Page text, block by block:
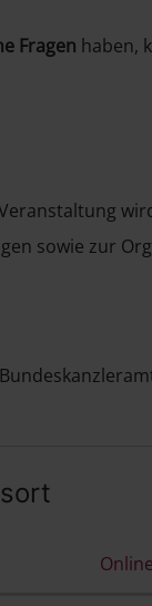
Fragen haben,
sowie zur